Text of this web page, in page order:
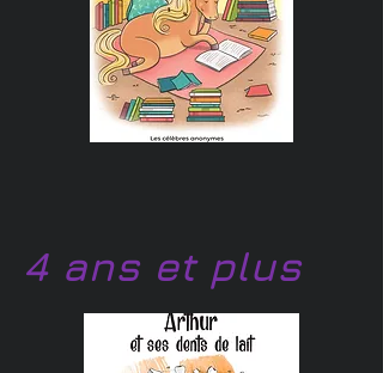
4 ans et plus